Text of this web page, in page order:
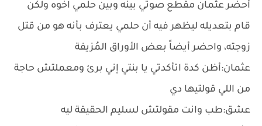
أحضر عثمان مقطع صوتي بينه وبين حلمي اخوه ولكن
قام بتعديله ليظهر فيه أن حلمي يعترف بأنه هو من قتل
زوجته، واحضر أيضاً بعض الأوراق المُزيفة
عثمان:أظن كدة اتأكدتي يا بنتي إني برئ ومعملتش حاجة
من اللي قولتيها دي
عشق:طب وانت مقولتش لسليم الحقيقة ليه